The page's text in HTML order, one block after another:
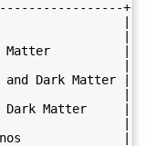
|
|
Matter          |
|
Dark Matter |
|
Dark Matter     |
|
|